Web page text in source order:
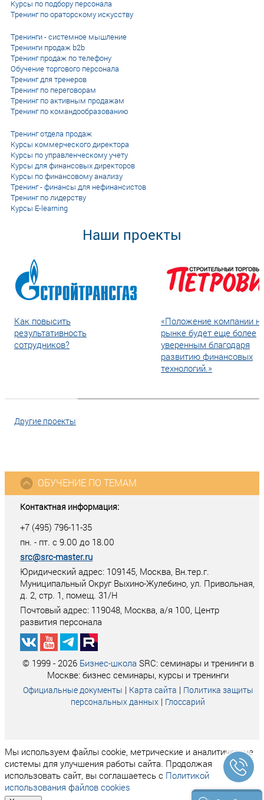
Курсы по подбору персонала
Тренинг по ораторскому искусству
Тренинги - системное мышление
Тренинги продаж b2b
Тренинг продаж по телефону
Обучение торгового персонала
Тренинг для тренеров
Тренинг по переговорам
Тренинг по активным продажам
Тренинг по командообразованию
Тренинг отдела продаж
Курсы коммерческого директора
Курсы по управленческому учету
Курсы для финансовых директоров
Курсы по финансовому анализу
Тренинг - финансы для нефинансистов
Тренинг по лидерству
Курсы E-learning
Наши проекты
Как повысить
результативность
сотрудников?
«Положение компании
рынке будет еще более
уверенным благодаря
развитию финансовых
технологий.»
Другие проекты
Контактная информация:
+7 (495) 796-11-35
пн. - пт. с 9.00 до 18.00
src@src-master.ru
Юридический адрес: 109145, Москва, Вн.тер.г.
Муниципальный Округ Выхино-Жулебино, ул. Привольная,
д. 2, стр. 1, помещ. 31/Н
Почтовый адрес: 119048, Москва, а/я 100, Центр
развития персонала
ОБУЧЕНИЕ ПО ТЕМАМ
© 1999 - 2026 Бизнес-школа SRC: семинары и тренинги в
Москве: бизнес семинары, курсы и тренинги
Официальные документы | Карта сайта | Политика защиты
персональных данных | Глоссарий
Мы используем файлы cookie, метрические и аналитические
системы для улучшения работы сайта. Продолжая
использовать сайт, вы соглашаетесь с Политикой
использования файлов cookies